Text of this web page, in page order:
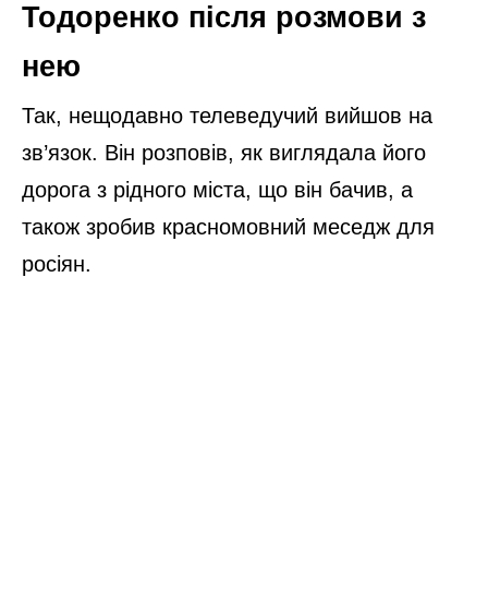
Тодоренко після розмови з
нею
Так, нещодавно телеведучий вийшов на
зв’язок. Він розповів, як виглядала його
дорога з рідного міста, що він бачив, а
також зробив красномовний меседж для
росіян.